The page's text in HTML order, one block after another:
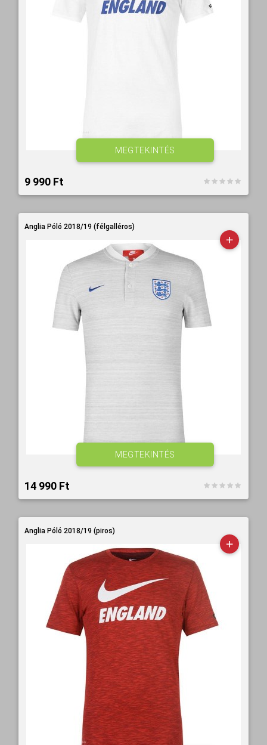
9 990 Ft‎
MEGTEKINTÉS
Anglia Póló 2018/19 (félgalléros)
14 990 Ft‎
MEGTEKINTÉS
Anglia Póló 2018/19 (piros)